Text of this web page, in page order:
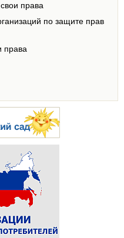
права
по защите прав
права